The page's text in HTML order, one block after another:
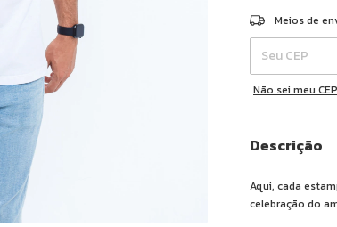
Entregas para o
Meios de
Não sei meu CEP
Descrição
Aqui, cada
celebração do